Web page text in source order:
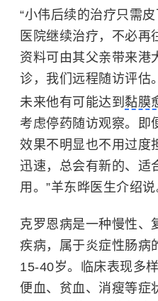
“小伟后续的治疗只需
医院继续治疗，不必再
资料可由其父亲带来港
诊，我们远程随访评估
未来他有可能达到 黏膜
考虑停药随访观察。即
效果不明显也不用过度
迅速，总会有新的、适
用。”羊东晔医生介绍说
克罗恩病是一种慢性、
疾病，属于炎症性肠病
15-40岁。临床表现多样
便血、贫血、消瘦等症